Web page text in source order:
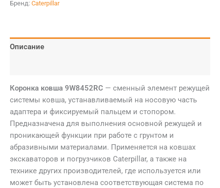
Бренд: Caterpillar
Описание
Коронка ковша 9W8452RC — сменный элемент режущей
системы ковша, устанавливаемый на носовую часть
адаптера и фиксируемый пальцем и стопором.
Предназначена для выполнения основной режущей и
проникающей функции при работе с грунтом и
абразивными материалами. Применяется на ковшах
экскаваторов и погрузчиков Caterpillar, а также на
технике других производителей, где используется или
может быть установлена соответствующая система по